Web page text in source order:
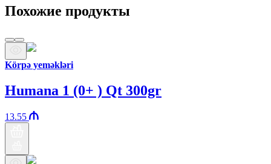
Похожие продукты
Körpə yeməkləri
Humana 1 (0+ ) Qt 300gr
13.55